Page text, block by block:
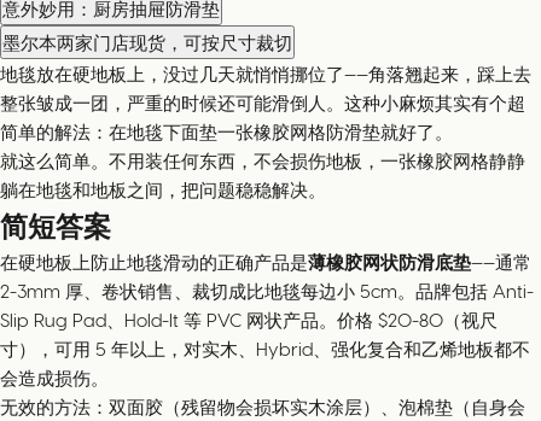
意外妙用：厨房抽屉防滑垫
墨尔本两家门店现货，可按尺寸裁切
地毯放在硬地板上，没过几天就悄悄挪位了——角落翘起来，踩上去
整张皱成一团，严重的时候还可能滑倒人。这种小麻烦其实有个超
简单的解法：在地毯下面垫一张橡胶网格防滑垫就好了。
就这么简单。不用装任何东西，不会损伤地板，一张橡胶网格静静
躺在地毯和地板之间，把问题稳稳解决。
简短答案
在硬地板上防止地毯滑动的正确产品是薄橡胶网状防滑底垫——通常
2-3mm 厚、卷状销售、裁切成比地毯每边小 5cm。品牌包括 Anti-
Slip Rug Pad、Hold-It 等 PVC 网状产品。价格 $20-80（视尺
寸），可用 5 年以上，对实木、Hybrid、强化复合和乙烯地板都不
会造成损伤。
无效的方法：双面胶（残留物会损坏实木涂层）、泡棉垫（自身会